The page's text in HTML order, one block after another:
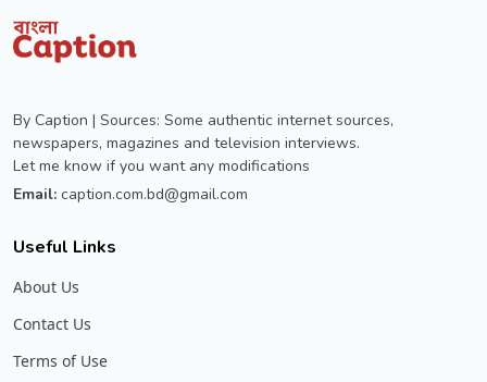
By Caption | Sources: Some authentic internet sources,
newspapers, magazines and television interviews.
Let me know if you want any modifications
Email: caption.com.bd@gmail.com
Useful Links
About Us
Contact Us
Terms of Use